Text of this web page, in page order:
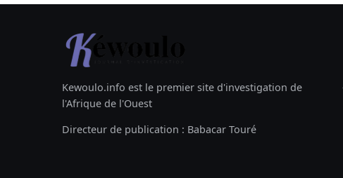
Kewoulo.info est le premier site d'investigation de
l'Afrique de l'Ouest
Directeur de publication : Babacar Touré